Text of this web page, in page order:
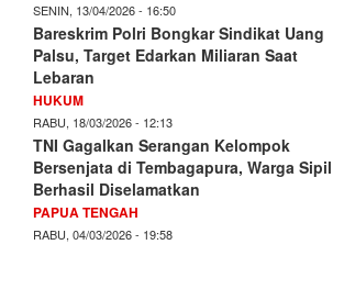
SENIN, 13/04/2026 - 16:50
Bareskrim Polri Bongkar Sindikat Uang
Palsu, Target Edarkan Miliaran Saat
Lebaran
HUKUM
RABU, 18/03/2026 - 12:13
TNI Gagalkan Serangan Kelompok
Bersenjata di Tembagapura, Warga Sipil
Berhasil Diselamatkan
PAPUA TENGAH
RABU, 04/03/2026 - 19:58